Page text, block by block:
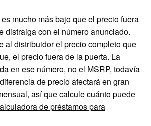
mucho más bajo que el precio fuera
distraiga con el número anunciado.
al distribuidor el precio completo que
el precio fuera de la puerta. La
en ese número, no el MSRP, todavía
de precio afectará en gran
así que calcule cuánto puede
de préstamos para